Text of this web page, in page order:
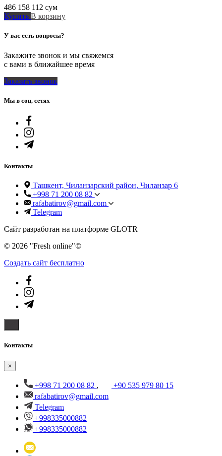
486 158 112 сум
Купить В корзину
У вас есть вопросы?
Закажите звонок и мы свяжемся
с вами в ближайшее время
Заказать звонок
Мы в соц. сетях
Контакты
Ташкент, Чиланзарский район, Чиланзар 6
+998 71 200 08 82
rafabatirov@gmail.com
Telegram
Сайт разработан на платформе GLOTR
© 2026 "Fresh online"©️
Создать cайт бесплатно
Контакты
×
+998 71 200 08 82 ,
+90 535 979 80 15
rafabatirov@gmail.com
Telegram
+998335000882
+998335000882